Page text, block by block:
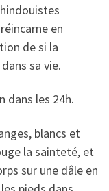
en
de si la
sa vie.
dans les 24h.
blancs et
la sainteté, et
sur une dâle en